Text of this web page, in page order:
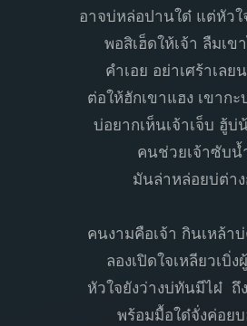
อาจบ่หล่อปานใด๋ แต่หัว
พอสิเฮ็ดให้เจ้า ลืมเข
คำเอย อย่าเศร้าเลย
ต่อให้ฮักเขาแฮง เขาก
บ่อยากเห็นเจ้าเจ็บ ฮู้บ่
คนช่วยเจ้าซับน้
มันล่าหล่อยบ่ต่า
คนงามคือเจ้า กินเหล้า
ลองเปิดใจเหลียวเบิ่ง
หัวใจยังว่างบ่ทันมีไผ๋ ถึ
พร้อมมื้อใด๋จั่งค่อย